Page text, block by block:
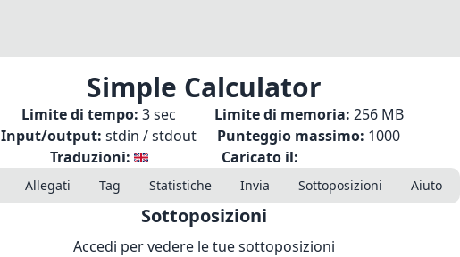
Simple Calculator
Limite di tempo: 3 sec Limite di memoria: 256 MB
Input/output: stdin / stdout Punteggio massimo: 1000
Traduzioni:
Caricato il:
Allegati Tag Statistiche Invia Sottoposizioni Aiuto
Sottoposizioni
Accedi per vedere le tue sottoposizioni